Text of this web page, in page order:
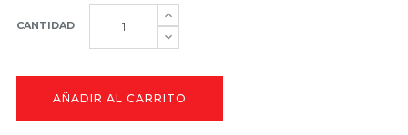
CANTIDAD
AÑADIR AL CARRITO